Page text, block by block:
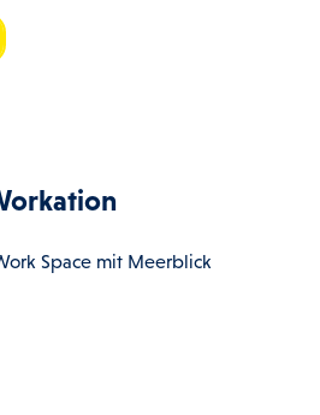
Space mit Meerblick